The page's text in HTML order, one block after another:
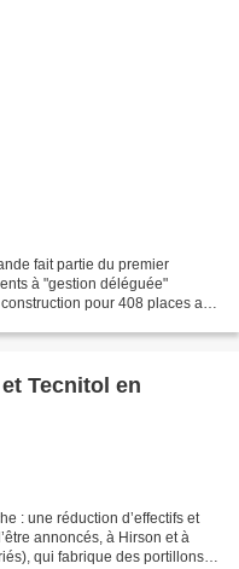
fait partie du premier
à "gestion déléguée"
pour 408 places a
Tecnitol en
: une réduction d’effectifs et
annoncés, à Hirson et à
qui fabrique des portillons